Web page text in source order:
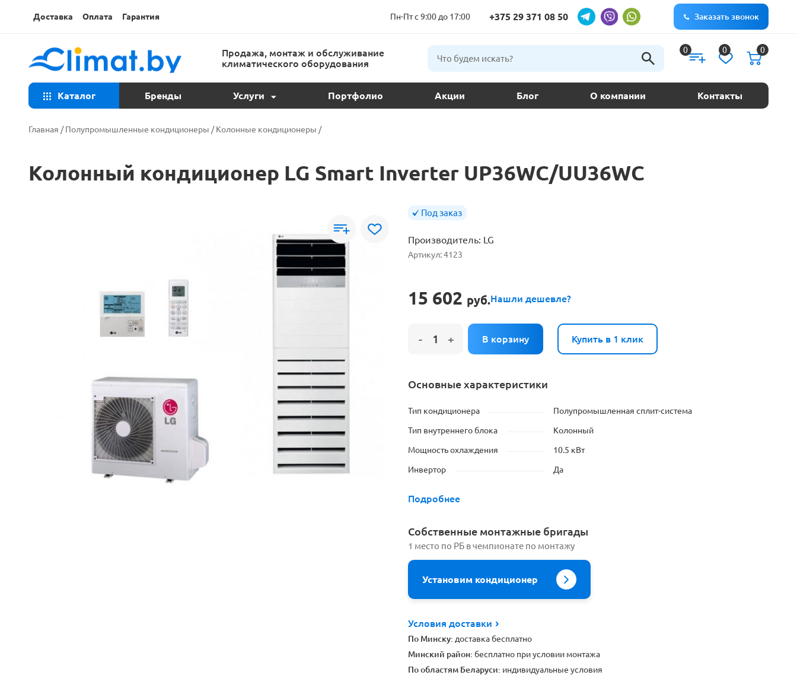
Доставка Оплата Гарантия Пн-Пт с 9:00 до 17:00 +375 29 371 08 50 Заказать звонок
Продажа, монтаж и обслуживание
климатического оборудования
0 0 0
Каталог Бренды Услуги
Установка кондиционера
Закладка трасс
Разрешение на установку кондиционера
Портфолио Акции Блог О компании Контакты
Главная /Полупромышленные кондиционеры /Колонные кондиционеры /
Колонный кондиционер LG Smart Inverter UP36WC/UU36WC
Под заказ
Производитель: LG
Артикул:4123
15 602 руб.Нашли дешевле?
Купить в 1 клик
Основные характеристики
Тип кондиционера Полупромышленная сплит-система
Тип внутреннего блока Колонный
Мощность охлаждения 10.5 кВт
Инвертор Да
Подробнее
Cобственные монтажные бригады
1 место по РБ в чемпионате по монтажу
Установим кондиционер
Условия доставки
По Минску: доставка бесплатно
Минский район: бесплатно при условии монтажа
По областям Беларуси: индивидуальные условия